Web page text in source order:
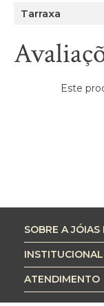
Tarraxa
Este
SOBRE A JÓIAS
INSTITUCIONAL
ATENDIMENTO